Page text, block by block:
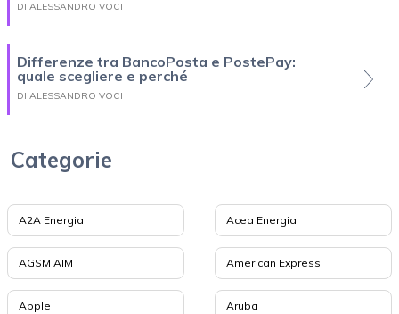
DI ALESSANDRO VOCI
Differenze tra BancoPosta e PostePay:
quale scegliere e perché
DI ALESSANDRO VOCI
Categorie
A2A Energia Acea Energia
AGSM AIM American Express
Apple Aruba